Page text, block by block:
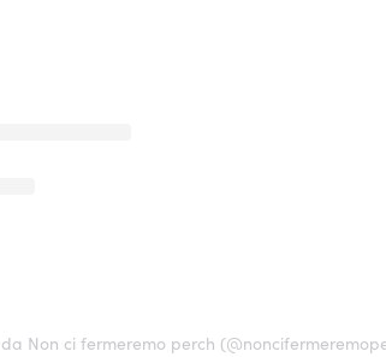
Non ci fermeremo perch